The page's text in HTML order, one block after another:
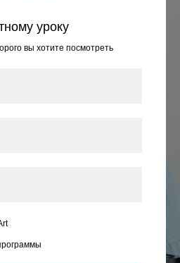
уроку
вы хотите посмотреть